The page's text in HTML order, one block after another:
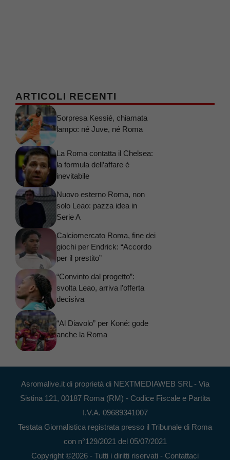
ARTICOLI RECENTI
Sorpresa Kessié, chiamata
lampo: né Juve, né Roma
La Roma contatta il Chelsea:
la formula dell’affare è
inevitabile
Nuovo esterno Roma, non
solo Leao: pazza idea in
Serie A
Calciomercato Roma, fine dei
giochi per Endrick: “Accordo
per il prestito”
“Convinto dal progetto”:
svolta Leao, arriva l’offerta
decisiva
“Al Diavolo” per Koné: gode
anche la Roma
Asromalive.it di proprietà di NEXTMEDIAWEB SRL - Via
Sistina 121, 00187 Roma (RM) - Codice Fiscale e Partita
I.V.A. 09689341007
Testata Giornalistica registrata presso il Tribunale di Roma
con n°129/2021 del 05/07/2021
Copyright ©2026 - Tutti i diritti riservati - Contattaci